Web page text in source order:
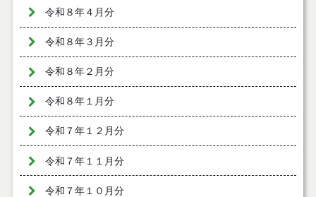
令和８年４月分
令和８年３月分
令和８年２月分
令和８年１月分
令和７年１２月分
令和７年１１月分
令和７年１０月分